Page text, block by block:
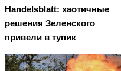
Handelsblatt: хаотичные
решения Зеленского
привели в тупик